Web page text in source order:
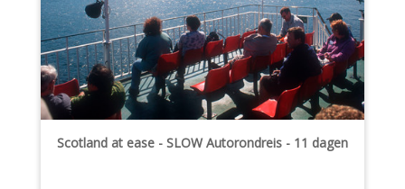
Scotland at ease - SLOW Autorondreis - 11 dagen